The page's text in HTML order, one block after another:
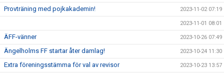
Provträning med pojkakademin! 2023-11-02 07:19
2023-11-01 08:01
ÄFF-vänner 2023-10-26 07:49
Ängelholms FF startar åter damlag! 2023-10-24 11:30
Extra föreningsstämma för val av revisor 2023-10-23 13:57